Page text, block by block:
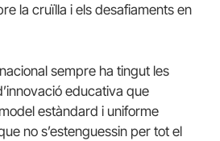
la cruïlla i els desafiaments en
sempre ha tingut les
educativa que
estàndard i uniforme
no s’estenguessin per tot el